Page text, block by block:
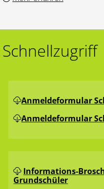
Schnellzugriff
Anmeldeformular
Anmeldeformular
Informations-
Grundschüler